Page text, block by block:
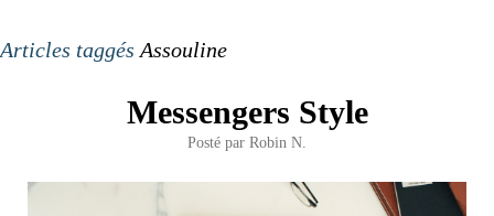
Articles taggés Assouline
Messengers Style
Posté par Robin N.